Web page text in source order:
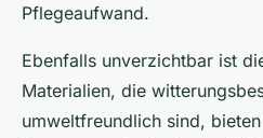
Pflegeaufwand.
Ebenfalls unverzichtbar ist
Materialien, die
umweltfreundlich sind,